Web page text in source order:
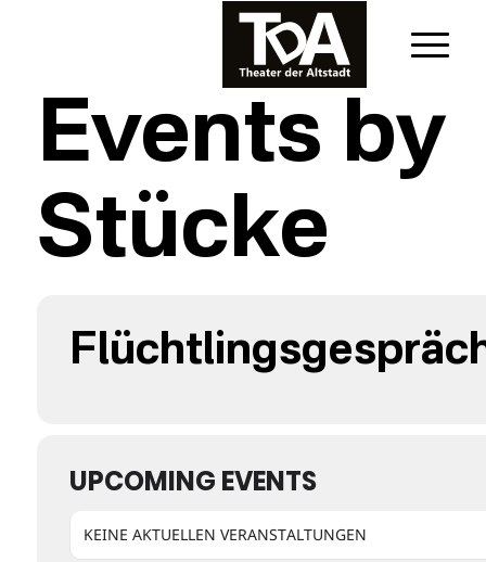
Events by
Stücke
UPCOMING EVENTS
KEINE AKTUELLEN VERANSTALTUNGEN